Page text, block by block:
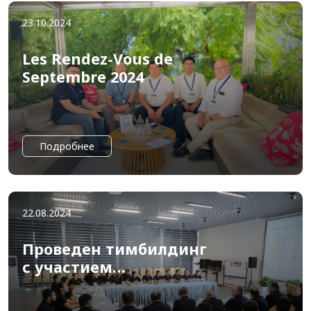
23.10.2024
Les Rendez-Vous de
Septembre 2024
Подробнее
22.08.2024
Проведен тимбилдинг
с участием
сотрудников головного
офиса IMPEX